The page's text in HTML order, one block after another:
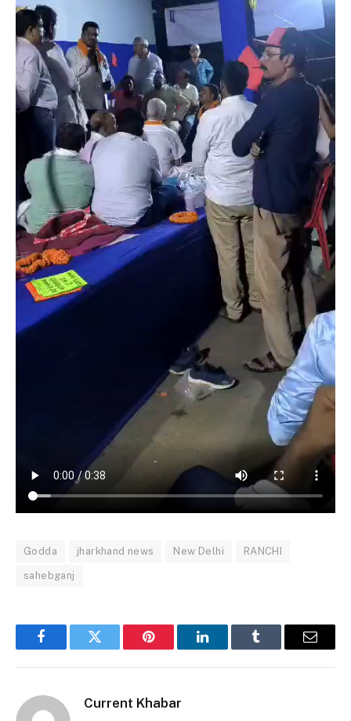
Godda jharkhand news New Delhi RANCHI
sahebganj
FacebookTwitter Pinterest LinkedInTumblr Email
Current Khabar